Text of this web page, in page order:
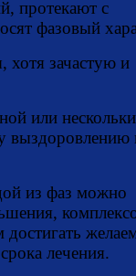
протекают с
фазовый
зачастую и
или
выздоровлению
из фаз можно
лечения.